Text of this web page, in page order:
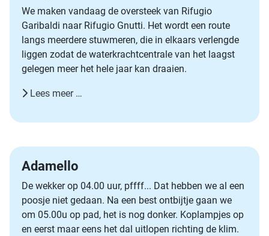
We maken vandaag de oversteek van Rifugio
Garibaldi naar Rifugio Gnutti. Het wordt een route
langs meerdere stuwmeren, die in elkaars verlengde
liggen zodat de waterkrachtcentrale van het laagst
gelegen meer het hele jaar kan draaien.
Lees meer …
Adamello
De wekker op 04.00 uur, pffff... Dat hebben we al een
poosje niet gedaan. Na een best ontbijtje gaan we
om 05.00u op pad, het is nog donker. Koplampjes op
en eerst maar eens het dal uitlopen richting de klim.